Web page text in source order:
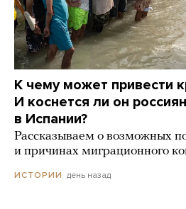
К чему может привести
И коснется ли он
в Испании?
Рассказываем о возможных
и причинах миграционного
ИСТОРИИ день назад